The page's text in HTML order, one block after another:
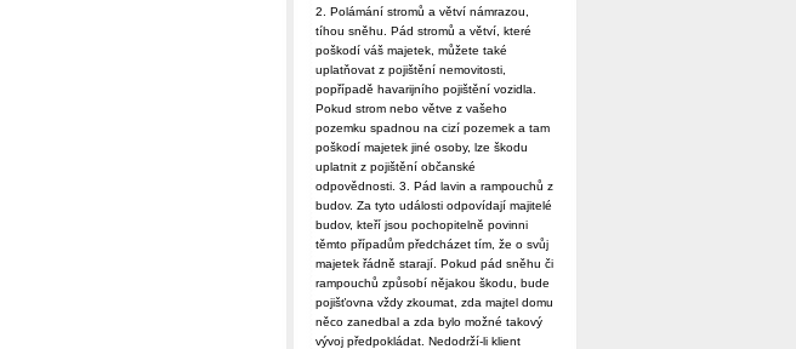
2. Polámání stromů a větví námrazou,
tíhou sněhu. Pád stromů a větví, které
poškodí váš majetek, můžete také
uplatňovat z pojištění nemovitosti,
popřípadě havarijního pojištění vozidla.
Pokud strom nebo větve z vašeho
pozemku spadnou na cizí pozemek a tam
poškodí majetek jiné osoby, lze škodu
uplatnit z pojištění občanské
odpovědnosti. 3. Pád lavin a rampouchů z
budov. Za tyto události odpovídají majitelé
budov, kteří jsou pochopitelně povinni
těmto případům předcházet tím, že o svůj
majetek řádně starají. Pokud pád sněhu či
rampouchů způsobí nějakou škodu, bude
pojišťovna vždy zkoumat, zda majtel domu
něco zanedbal a zda bylo možné takový
vývoj předpokládat. Nedodrží-li klient